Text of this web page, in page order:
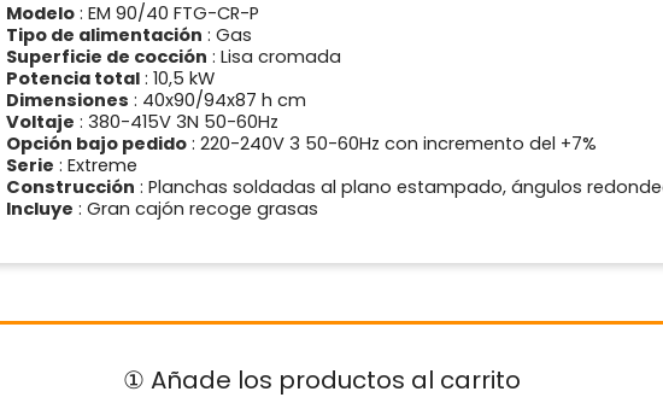
Modelo : EM 90/40 FTG-CR-P
Tipo de alimentación : Gas
Superficie de cocción : Lisa cromada
Potencia total : 10,5 kW
Dimensiones : 40x90/94x87 h cm
Voltaje : 380-415V 3N 50-60Hz
Opción bajo pedido : 220-240V 3 50-60Hz con incremento del +7%
Serie : Extreme
Construcción : Planchas soldadas al plano estampado, ángulos
Incluye : Gran cajón recoge grasas
① Añade los productos al carrito